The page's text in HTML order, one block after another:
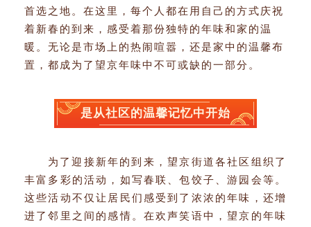
首选之地。在这里，每个人都在用自己的方式庆祝
着新春的到来，感受着那份独特的年味和家的温
暖。无论是市场上的热闹喧嚣，还是家中的温馨布
置，都成为了望京年味中不可或缺的一部分。
是从社区的温馨记忆中开始
为了迎接新年的到来，望京街道各社区组织了
丰富多彩的活动，如写春联、包饺子、游园会等。
这些活动不仅让居民们感受到了浓浓的年味，还增
进了邻里之间的感情。在欢声笑语中，望京的年味